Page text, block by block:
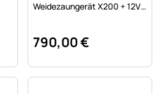
Weidezaungerät X200 + 12V
790,00€